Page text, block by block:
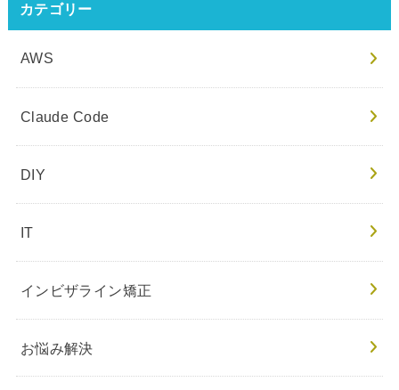
カテゴリー
AWS
Claude Code
DIY
IT
インビザライン矯正
お悩み解決